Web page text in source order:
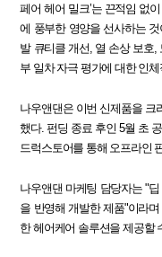
페어 헤어 밀크’는 끈적임 없
에 풍부한 영양을 선사하는
발 큐티클 개선, 열 손상 보호
부 일차 자극 평가에 대한 인
나우앤댄은 이번 신제품을 크
했다. 펀딩 종료 후인 5월 초
드럭스토어를 통해 오프라인
나우앤댄 마케팅 담당자는 "
을 반영해 개발한 제품"이라
한 헤어케어 솔루션을 제공할